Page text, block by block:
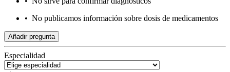
• No publicamos información sobre dosis de medicamentos
Añadir pregunta
Especialidad